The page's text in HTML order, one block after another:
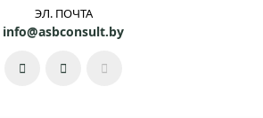
ЭЛ. ПОЧТА
info@asbconsult.by